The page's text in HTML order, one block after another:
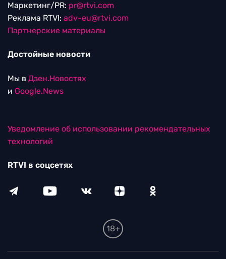
Маркетинг/PR: pr@rtvi.com
Реклама RTVI: adv-eu@rtvi.com
Партнерские материалы
Достойные новости
Мы в Дзен.Новостях
и Google.News
Уведомление об использовании рекомендательных
технологий
RTVI в соцсетях
18+